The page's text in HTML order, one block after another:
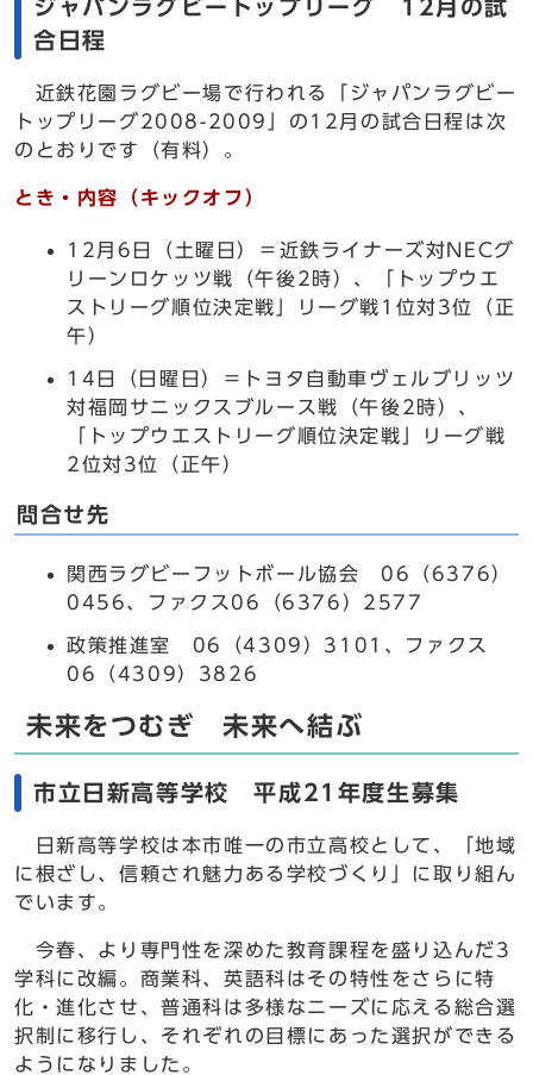
ジャパンラグビートップリーグ 12月の試
合日程
近鉄花園ラグビー場で行われる「ジャパンラグビー
トップリーグ2008-2009」の12月の試合日程は次
のとおりです（有料）。
とき・内容（キックオフ）
12月6日（土曜日）＝近鉄ライナーズ対NECグ
リーンロケッツ戦（午後2時）、「トップウエ
ストリーグ順位決定戦」リーグ戦1位対3位（正
午）
14日（日曜日）＝トヨタ自動車ヴェルブリッツ
対福岡サニックスブルース戦（午後2時）、
「トップウエストリーグ順位決定戦」リーグ戦
2位対3位（正午）
問合せ先
関西ラグビーフットボール協会 06（6376）
0456、ファクス06（6376）2577
政策推進室 06（4309）3101、ファクス
06（4309）3826
未来をつむぎ 未来へ結ぶ
市立日新高等学校 平成21年度生募集
日新高等学校は本市唯一の市立高校として、「地域
に根ざし、信頼され魅力ある学校づくり」に取り組ん
でいます。
今春、より専門性を深めた教育課程を盛り込んだ3
学科に改編。商業科、英語科はその特性をさらに特
化・進化させ、普通科は多様なニーズに応える総合選
択制に移行し、それぞれの目標にあった選択ができる
ようになりました。